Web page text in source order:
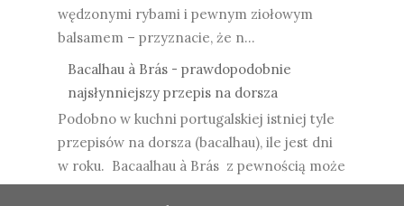
wędzonymi rybami i pewnym ziołowym
balsamem – przyznacie, że n...
Bacalhau à Brás - prawdopodobnie
najsłynniejszy przepis na dorsza
Podobno w kuchni portugalskiej istniej tyle
przepisów na dorsza (bacalhau), ile jest dni
w roku. Bacaalhau à Brás z pewnością może
rywa...